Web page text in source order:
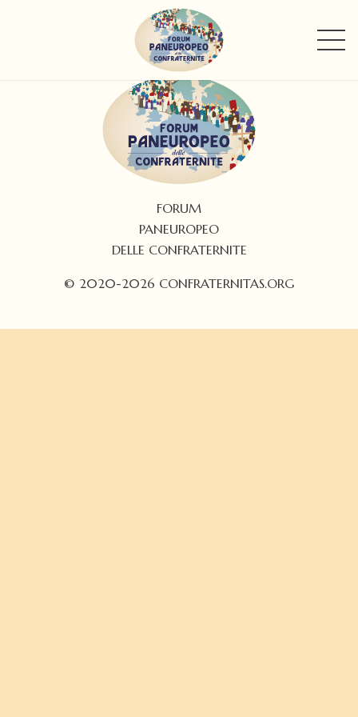
FORUM
PANEUROPEO
DELLE CONFRATERNITE
© 2020-2026 CONFRATERNITAS.ORG